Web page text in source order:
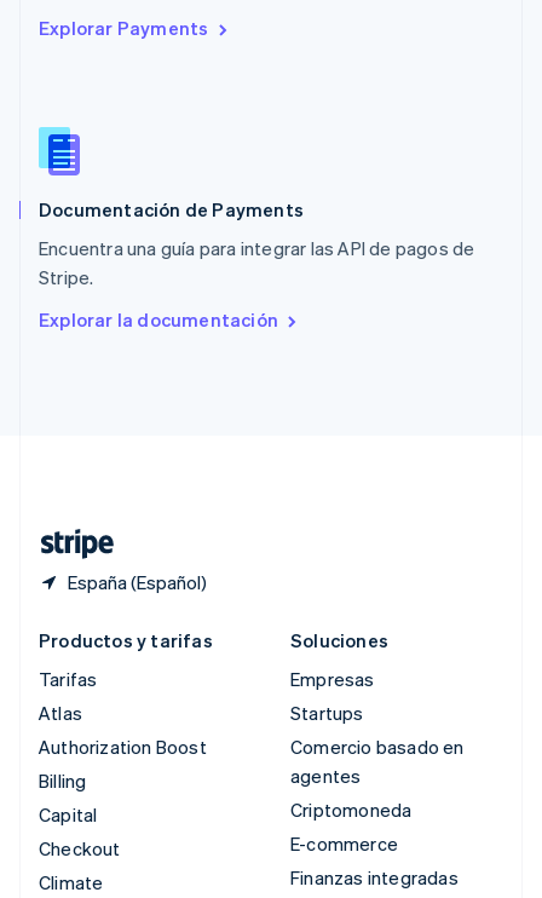
Explorar Payments
Documentación de Payments
Encuentra una guía para integrar las API de pagos de
Stripe.
Explorar la documentación
España (Español)
NederlandsEnglish
Português
RAE de Hong Kong, China
Reino Unido
República Checa
English
English
Productos y tarifas
Tarifas
Atlas
Authorization Boost
Billing
Capital
Checkout
Climate
Soluciones
Empresas
Startups
Comercio basado en
agentes
Criptomoneda
E-commerce
Finanzas integradas